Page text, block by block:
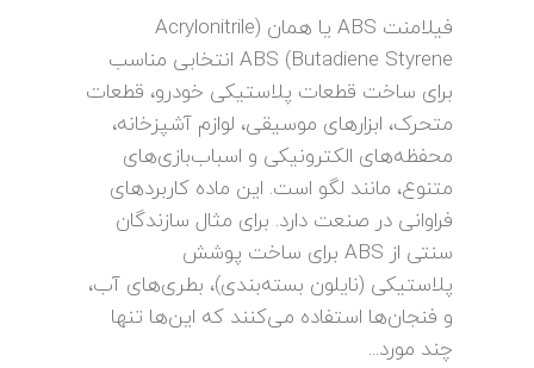
فیلامنت ABS یا همان (Acrylonitrile
Butadiene Styrene) ABS انتخابی مناسب
برای ساخت قطعات پلاستیکی خودرو، قطعات
متحرک، ابزارهای موسیقی، لوازم آشپزخانه،
محفظه‌‌های الکترونیکی و اسباب‌بازی‌های
متنوع، مانند لگو است. این ماده کاربردهای
فراوانی در صنعت دارد. برای مثال سازندگان
سنتی از ABS برای ساخت پوشش
پلاستیکی (نایلون بسته‌بندی)، بطری‌های آب،
و فنجان‌ها استفاده می‌کنند که این‌ها تنها
چند مورد...